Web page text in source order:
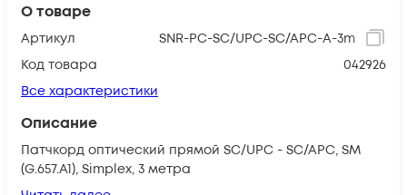
О товаре
Артикул
SNR-PC-SC/UPC-SC/APC-A-3m
Код товара
042926
Все характеристики
Описание
Патчкорд оптический прямой SC/UPC - SC/APC, SM
(G.657.A1), Simplex, 3 метра